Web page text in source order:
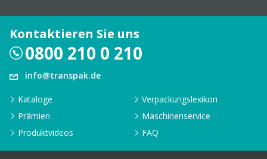
Kontaktieren Sie uns
0800 210 0 210
info@transpak.de
Kataloge
Verpackungslexikon
Prämien
Maschinenservice
Produktvideos
FAQ